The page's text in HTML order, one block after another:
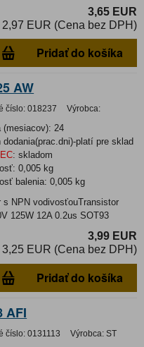
3,65 EUR
2,97 EUR (Cena bez DPH)
Pridať do košíka
AW
číslo: 018237 Výrobca:
(mesiacov): 24
dodania(prac.dni)-platí pre sklad
: skladom
0,005 kg
balenia:0,005 kg
s NPN vodivosťouTransistor
125W 12A 0.2us SOT93
3,99 EUR
3,25 EUR (Cena bez DPH)
Pridať do košíka
AFI
číslo: 0131113 Výrobca: ST